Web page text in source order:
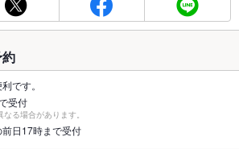
イブ有】3階：61席/大広間：105席 【飲食のみ】2
大収容人数】2階：20名様/3階：70名様/大広間：
全個室】2階：4名様×4席
広間＞6名様×15席＜2階＞4名様×2席/6名様×2席
です。
受付
る場合があります。
前日17時まで受付